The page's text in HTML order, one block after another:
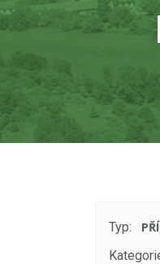
Typ: